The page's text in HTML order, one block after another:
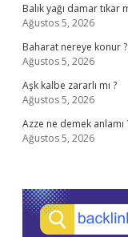
Balık yağı damar tıkar
Ağustos 5, 2026
Baharat nereye konur ?
Ağustos 5, 2026
Aşk kalbe zararlı mı ?
Ağustos 5, 2026
Azze ne demek anlamı
Ağustos 5, 2026